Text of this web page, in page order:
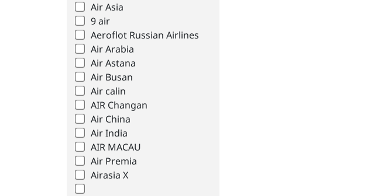
Air Asia
9 air
Aeroflot Russian Airlines
Air Arabia
Air Astana
Air Busan
Air calin
AIR Changan
Air China
Air India
AIR MACAU
Air Premia
Airasia X